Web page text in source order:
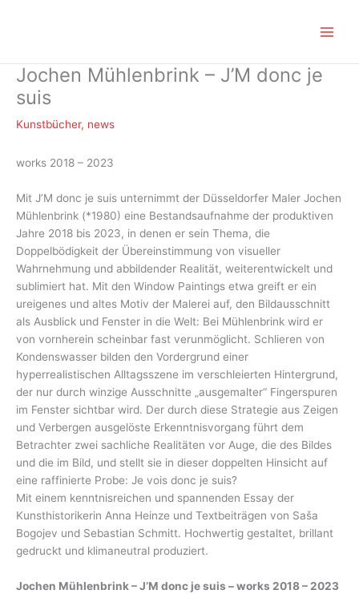
Jochen Mühlenbrink – J’M donc je
suis
Kunstbücher, news
works 2018 – 2023
Mit J’M donc je suis unternimmt der Düsseldorfer Maler Jochen
Mühlenbrink (*1980) eine Bestandsaufnahme der produktiven
Jahre 2018 bis 2023, in denen er sein Thema, die
Doppelbödigkeit der Übereinstimmung von visueller
Wahrnehmung und abbildender Realität, weiterentwickelt und
sublimiert hat. Mit den Window Paintings etwa greift er ein
ureigenes und altes Motiv der Malerei auf, den Bildausschnitt
als Ausblick und Fenster in die Welt: Bei Mühlenbrink wird er
von vornherein scheinbar fast verunmöglicht. Schlieren von
Kondenswasser bilden den Vordergrund einer
hyperrealistischen Alltagsszene im verschleierten Hintergrund,
der nur durch winzige Ausschnitte „ausgemalter“ Fingerspuren
im Fenster sichtbar wird. Der durch diese Strategie aus Zeigen
und Verbergen ausgelöste Erkenntnisvorgang führt dem
Betrachter zwei sachliche Realitäten vor Auge, die des Bildes
und die im Bild, und stellt sie in dieser doppelten Hinsicht auf
eine raffinierte Probe: Je vois donc je suis?
Mit einem kenntnisreichen und spannenden Essay der
Kunsthistorikerin Anna Heinze und Textbeiträgen von Saša
Bogojev und Sebastian Schmitt. Hochwertig gestaltet, brillant
gedruckt und klimaneutral produziert.
Jochen Mühlenbrink – J’M donc je suis – works 2018 – 2023